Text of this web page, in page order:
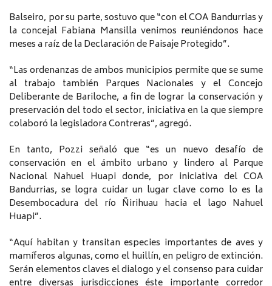
Balseiro, por su parte, sostuvo que “con el COA Bandurrias y
la concejal Fabiana Mansilla venimos reuniéndonos hace
meses a raíz de la Declaración de Paisaje Protegido”.
“Las ordenanzas de ambos municipios permite que se sume
al trabajo también Parques Nacionales y el Concejo
Deliberante de Bariloche, a fin de lograr la conservación y
preservación del todo el sector, iniciativa en la que siempre
colaboró la legisladora Contreras”, agregó.
En tanto, Pozzi señaló que “es un nuevo desafío de
conservación en el ámbito urbano y lindero al Parque
Nacional Nahuel Huapi donde, por iniciativa del COA
Bandurrias, se logra cuidar un lugar clave como lo es la
Desembocadura del río Ñirihuau hacia el lago Nahuel
Huapi”.
“Aquí habitan y transitan especies importantes de aves y
mamíferos algunas, como el huillín, en peligro de extinción.
Serán elementos claves el dialogo y el consenso para cuidar